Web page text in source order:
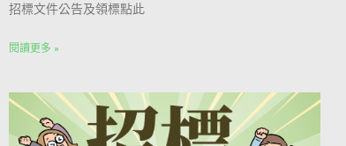
招標文件公告及領標點此
閱讀更多 »